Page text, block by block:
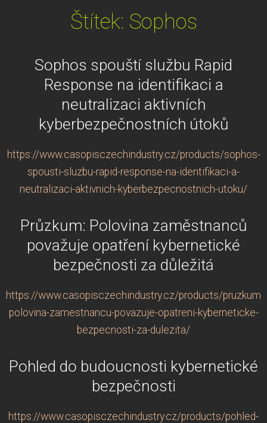
Štítek: Sophos
Sophos spouští službu Rapid
Response na identifikaci a
neutralizaci aktivních
kyberbezpečnostních útoků
https://www.casopisczechindustry.cz/products/sophos-
spousti-sluzbu-rapid-response-na-identifikaci-a-
neutralizaci-aktivnich-kyberbezpecnostnich-utoku/
Průzkum: Polovina zaměstnanců
považuje opatření kybernetické
bezpečnosti za důležitá
https://www.casopisczechindustry.cz/products/pruzkum-
polovina-zamestnancu-povazuje-opatreni-kyberneticke-
bezpecnosti-za-dulezita/
Pohled do budoucnosti kybernetické
bezpečnosti
https://www.casopisczechindustry.cz/products/pohled-